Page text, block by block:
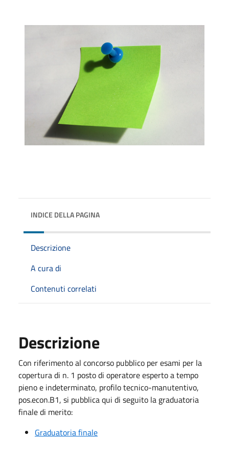
INDICE DELLA PAGINA
Descrizione
A cura di
Contenuti correlati
Descrizione
Con riferimento al concorso pubblico per esami per la
copertura di n. 1 posto di operatore esperto a tempo
pieno e indeterminato, profilo tecnico-manutentivo,
pos.econ.B1, si pubblica qui di seguito la graduatoria
finale di merito:
Graduatoria finale